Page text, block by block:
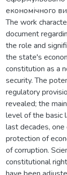
економічного
The work
document
the role and
the state's
constitution as a
security. The
regulatory
revealed; the
level of the basic
last decades,
protection of
of corruption.
constitutional